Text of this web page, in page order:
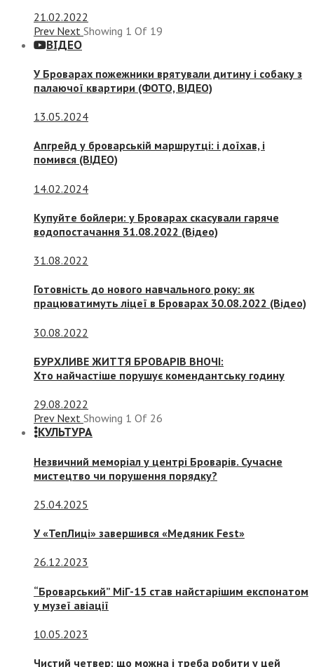
21.02.2022
Prev Next Showing 1 Of 19
ВІДЕО
У Броварах пожежники врятували дитину і собаку з
палаючої квартири (ФОТО, ВІДЕО)
13.05.2024
Апгрейд у броварській маршрутці: і доїхав, і
помився (ВІДЕО)
14.02.2024
Купуйте бойлери: у Броварах скасували гаряче
водопостачання 31.08.2022 (Відео)
31.08.2022
Готовність до нового навчального року: як
працюватимуть ліцеї в Броварах 30.08.2022 (Відео)
30.08.2022
БУРХЛИВЕ ЖИТТЯ БРОВАРІВ ВНОЧІ:
Хто найчастіше порушує комендантську годину
29.08.2022
Prev Next Showing 1 Of 26
КУЛЬТУРА
Незвичний меморіал у центрі Броварів. Сучасне
мистецтво чи порушення порядку?
25.04.2025
У «ТепЛиці» завершився «Медяник Fest»
26.12.2023
“Броварський” МіГ-15 став найстарішим експонатом
у музеї авіації
10.05.2023
Чистий четвер: що можна і треба робити у цей